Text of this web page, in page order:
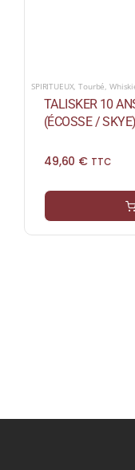
SPIRITUEUX,Tourbé,
TALISKER 10
(ÉCOSSE /
49,60 € TTC